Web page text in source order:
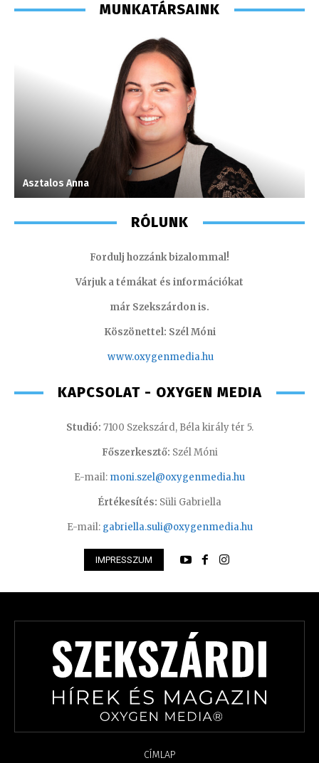
MUNKATÁRSAINK
Asztalos Anna
RÓLUNK
Fordulj hozzánk bizalommal!
Várjuk a témákat és információkat
már Szekszárdon is.
Köszönettel: Szél Móni
www.oxygenmedia.hu
KAPCSOLAT - OXYGEN MEDIA
Studió: 7100 Szekszárd, Béla király tér 5.
Főszerkesztő: Szél Móni
E-mail: moni.szel@oxygenmedia.hu
Értékesítés: Süli Gabriella
E-mail: gabriella.suli@oxygenmedia.hu
IMPRESSZUM
CÍMLAP